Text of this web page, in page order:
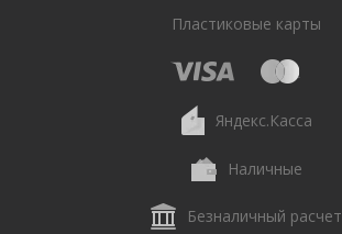
Пластиковые карты
Яндекс.Касса
Наличные
Безналичный расчет